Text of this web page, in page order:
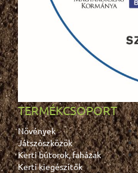
TERMÉKCSOPORT
Növények
Játszószközök
Kerti bútorok, faházak
Kerti kiegészítők